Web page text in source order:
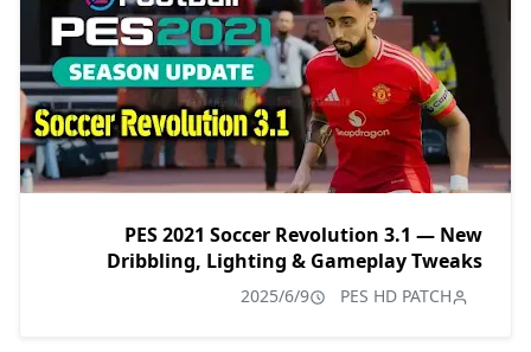
PES 2021 Soccer Revolution 3.1 — New
Dribbling, Lighting & Gameplay Tweaks
PES HD PATCH
2025/6/9